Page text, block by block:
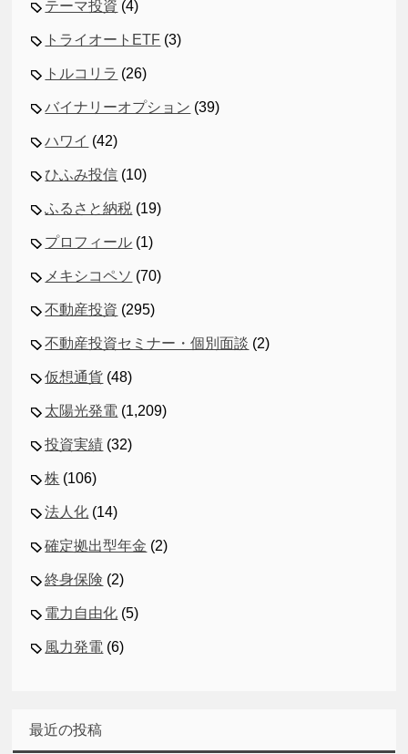
テーマ投資 (4)
トライオートETF (3)
トルコリラ (26)
バイナリーオプション (39)
ハワイ (42)
ひふみ投信 (10)
ふるさと納税 (19)
プロフィール (1)
メキシコペソ (70)
不動産投資 (295)
不動産投資セミナー・個別面談 (2)
仮想通貨 (48)
太陽光発電 (1,209)
投資実績 (32)
株 (106)
法人化 (14)
確定拠出型年金 (2)
終身保険 (2)
電力自由化 (5)
風力発電 (6)
最近の投稿